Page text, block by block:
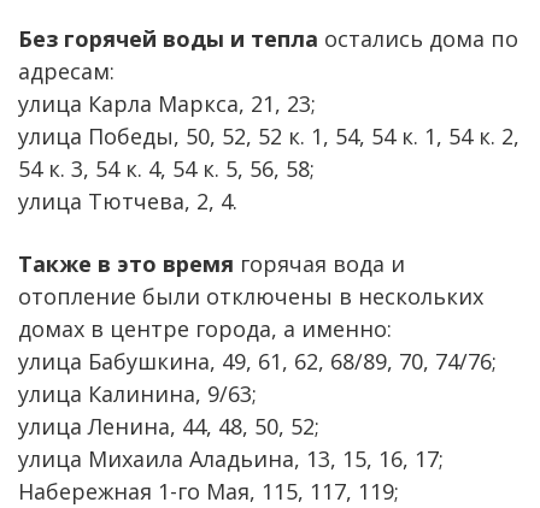
Без горячей воды и тепла остались дома по
адресам:
улица Карла Маркса, 21, 23;
улица Победы, 50, 52, 52 к. 1, 54, 54 к. 1, 54 к. 2,
54 к. 3, 54 к. 4, 54 к. 5, 56, 58;
улица Тютчева, 2, 4.
Также в это время горячая вода и
отопление были отключены в нескольких
домах в центре города, а именно:
улица Бабушкина, 49, 61, 62, 68/89, 70, 74/76;
улица Калинина, 9/63;
улица Ленина, 44, 48, 50, 52;
улица Михаила Аладьина, 13, 15, 16, 17;
Набережная 1-го Мая, 115, 117, 119;